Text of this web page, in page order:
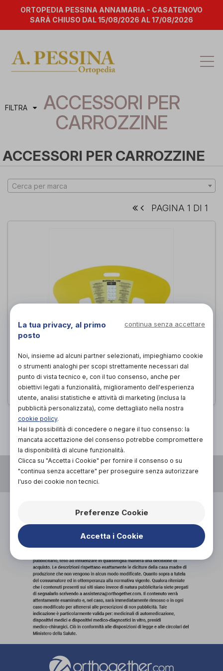
ORTOPEDIA PESSINA ANNAMARIA - CASATENOVO
SARÀ CHIUSO DAL 15/08/2026 AL 17/08/2026
FILTRA
ACCESSORI PER
CARROZZINE
ACCESSORI PER CARROZZINE
Cerca per marca
PAGINA 1 DI 1
Asse di trasferimento
di All Mobility
PROVA E ACQUISTA IN NEGOZIO DA63,50€
VIA GIUSEPPE VERDI 1, 23880, CASATENOVO (LC)
P.I. 03956830131
0399205378
ORDINI@ORTOPEDIAPESSINA.IT
La tua privacy, al primo
posto
continua senza accettare
Noi, insieme ad alcuni partner selezionati, impieghiamo cookie
o strumenti analoghi per scopi strettamente necessari dal
punto di vista tecnico e, con il tuo consenso, anche per
obiettivi legati a funzionalità, miglioramento dell'esperienza
utente, analisi statistiche e attività di marketing (inclusa la
pubblicità personalizzata), come dettagliato nella nostra
cookie policy.
Hai la possibilità di concedere o negare il tuo consenso: la
mancata accettazione del consenso potrebbe compromettere
la disponibilità di alcune funzionalità.
Clicca su "Accetta i Cookie" per fornire il consenso o su
"continua senza accettare" per proseguire senza autorizzare
l'uso dei cookie non tecnici.
Preferenze Cookie
Accetta i Cookie